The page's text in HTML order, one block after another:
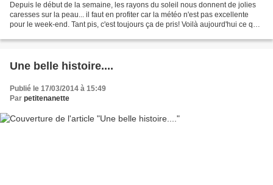
Depuis le début de la semaine, les rayons du soleil nous donnent de jolies
caresses sur la peau... il faut en profiter car la météo n'est pas excellente
pour le week-end. Tant pis, c'est toujours ça de pris! Voilà aujourd'hui ce que
Une belle histoire....
Publié le 17/03/2014 à 15:49
Par petitenanette